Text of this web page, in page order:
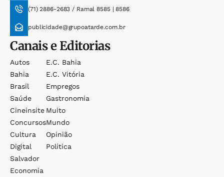
(71) 2886-2683 / Ramal 8585 | 8586
publicidade@grupoatarde.com.br
Canais e Editorias
Autos
Bahia
Brasil
Saúde
Cineinsite
Concursos
Cultura
Digital
Salvador
Economia
E.c. Bahia
E.c. Vitória
Empregos
Gastronomia
Muito
Mundo
Opinião
Política